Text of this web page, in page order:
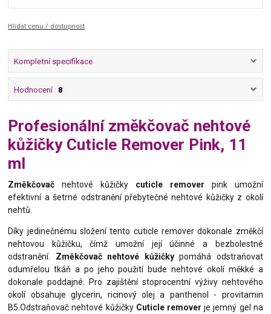
Hlídat cenu / dostupnost
Kompletní specifikace
Hodnocení 8
Profesionální změkčovač nehtové
kůžičky Cuticle Remover Pink, 11
ml
Změkčovačnehtové kůžičky cuticle remover pink umožní
efektivní a šetrné odstranění přebytečné nehtové kůžičky z okolí
nehtů.
Díky jedinečnému složení tento cuticle remover dokonale změkčí
nehtovou kůžičku, čímž umožní její účinné a bezbolestné
odstranění. Změkčovač nehtové kůžičkypomáhá odstraňovat
odumřelou tkáň a po jeho použití bude nehtové okolí měkké a
dokonale poddajné. Pro zajištění stoprocentní výživy nehtového
okolí obsahuje glycerin, ricinový olej a panthenol - provitamin
B5.Odstraňovač nehtové kůžičky Cuticle remover je jemný gel na